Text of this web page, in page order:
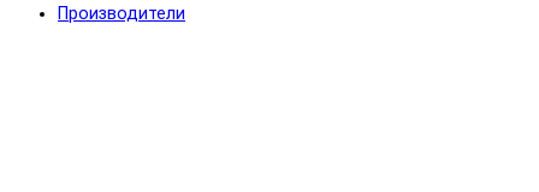
Производители